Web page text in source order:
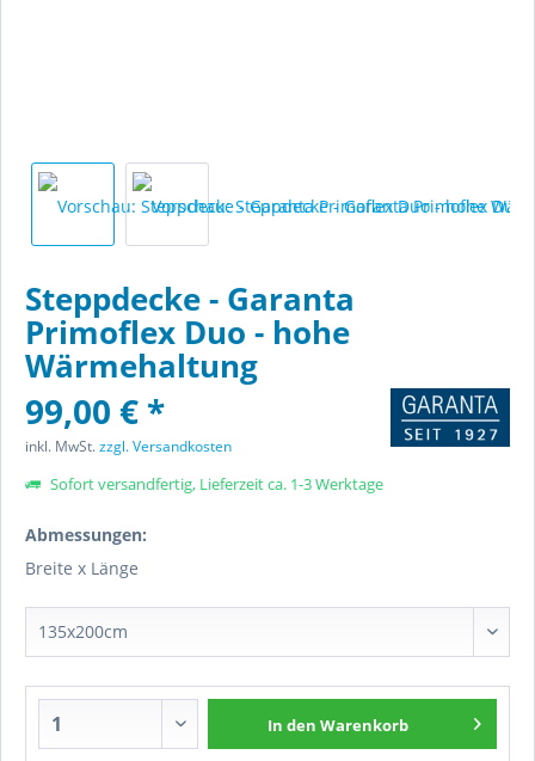
Steppdecke - Garanta
Primoflex Duo - hohe
Wärmehaltung
99,00 € *
inkl. MwSt.zzgl. Versandkosten
Sofort versandfertig, Lieferzeit ca. 1-3 Werktage
Abmessungen:
Breite x Länge
In den Warenkorb